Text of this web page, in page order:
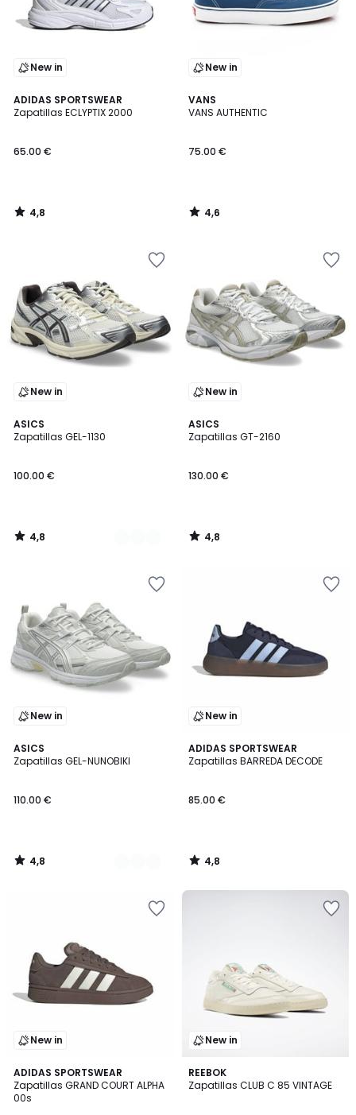
New in
ADIDAS SPORTSWEAR
Zapatillas ECLYPTIX 2000
65.00 €
4,8
/ 5
4,8
/
New in
VANS
VANS AUTHENTIC
75.00 €
4,6
/ 5
4,6
/
New in
ASICS
Zapatillas GEL-1130
100.00 €
4,8
/ 5
3
Colores
4,8
/
New in
ASICS
Zapatillas GT-2160
130.00 €
4,8
/ 5
4,8
/
New in
ASICS
Zapatillas GEL-NUNOBIKI
110.00 €
4,8
/ 5
3
Colores
4,8
/
New in
ADIDAS SPORTSWEAR
Zapatillas BARREDA DECODE
85.00 €
4,8
/ 5
4,8
/
New in
ADIDAS SPORTSWEAR
Zapatillas GRAND COURT ALPHA
00s
4,9
/ 5
New in
REEBOK
Zapatillas CLUB C 85 VINTAGE
4,6
/ 5